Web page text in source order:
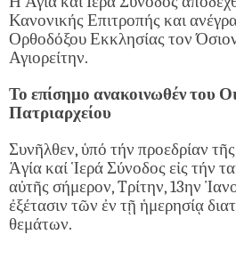
Κανονικής Επιτροπής και
Ορθοδόξου Εκκλησίας τον
Αγιορείτην.
Το επίσημο ανακοινωθέν του
Πατριαρχείου
Συνῆλθεν, ὑπό τήν προεδρίαν
Ἁγία καί Ἱερά Σύνοδος εἰς τήν
αὐτῆς σήμερον, Tρίτην, 13ην
ἐξέτασιν τῶν ἐν τῇ ἡμερησίᾳ
θεμάτων.